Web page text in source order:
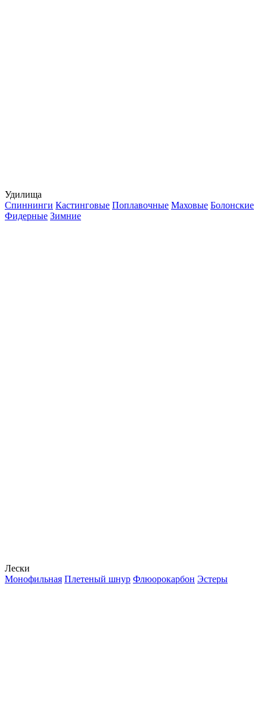
Удилища
Спиннинги Кастинговые Поплавочные Маховые Болонские
Фидерные Зимние
Лески
Монофильная Плетеный шнур Флюорокарбон Эстеры